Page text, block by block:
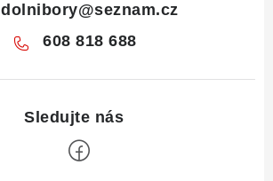
dolnibory@seznam.cz
608 818 688